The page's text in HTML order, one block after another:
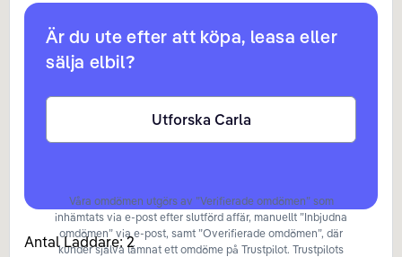
Är du ute efter att köpa, leasa eller
sälja elbil?
Utforska Carla
Våra omdömen utgörs av ”Verifierade omdömen” som
inhämtats via e-post efter slutförd affär, manuellt ”Inbjudna
omdömen” via e-post, samt ”Overifierade omdömen”, där
kunder själva lämnat ett omdöme på Trustpilot. Trustpilots
Antal Laddare:2